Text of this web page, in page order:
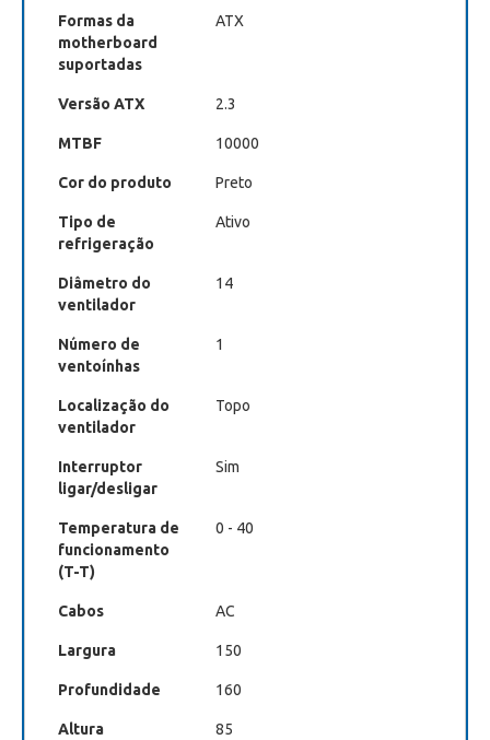
Formas da
motherboard
suportadas
ATX
Versão ATX 2.3
MTBF 10000
Cor do produto Preto
Tipo de
refrigeração
Ativo
Diâmetro do
ventilador
14
Número de
ventoínhas
1
Localização do
ventilador
Topo
Interruptor
ligar/desligar
Sim
Temperatura de
funcionamento
(T-T)
0 - 40
Cabos AC
Largura 150
Profundidade 160
Altura 85